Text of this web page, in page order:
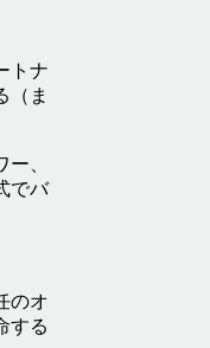
トナ
（ま
、
でバ
のオ
する